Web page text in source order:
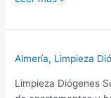
Almería,
Almería, Limpieza
Limpieza Diógenes